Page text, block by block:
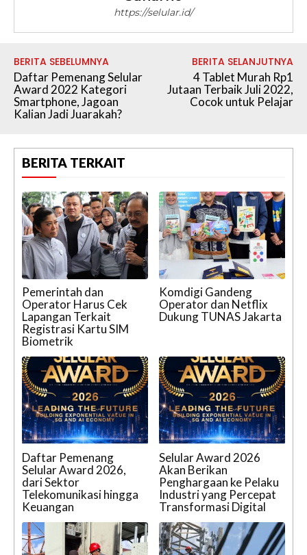
https://selular.id/
BERITA SEBELUMNYA
Daftar Pemenang Selular
Award 2022 Kategori
Smartphone, Jagoan
Kalian Jadi Juarakah?
BERITA SELANJUTNYA
4 Tablet Murah Rp1
Jutaan Terbaik Juli 2022,
Cocok untuk Pelajar
BERITA TERKAIT
Pemerintah dan
Operator Harus Cek
Lapangan Terkait
Registrasi Kartu SIM
Biometrik
Komdigi Gandeng
Operator dan Netflix
Dukung TUNAS Jakarta
Daftar Pemenang
Selular Award 2026,
dari Sektor
Telekomunikasi hingga
Keuangan
Selular Award 2026
Akan Berikan
Penghargaan ke Pelaku
Industri yang Percepat
Transformasi Digital